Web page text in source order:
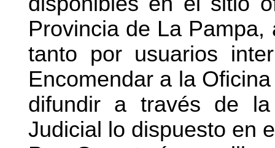
Provincia de La
tanto por usuarios
Encomendar a la
difundir a través de
Judicial lo dispuesto en